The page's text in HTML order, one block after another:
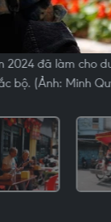
2024 đã làm cho
bộ. (Ảnh: Minh